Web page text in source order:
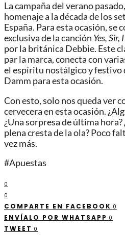
La campaña del verano
homenaje a la década de los
España. Para esta ocasión, se
exclusiva de la canción Yes, Sir,
por la británica Debbie. Este
par la marca, conecta con
el espíritu nostálgico y festivo
Damm para esta ocasión.
Con esto, solo nos queda ver
cervecera en esta ocasión.
¿Una sorpresa de última hora?
plena cresta de la ola? Poco
vez más.
#Apuestas
0
0
COMPARTE EN FACEBOOK 0
ENVÍALO POR WHATSAPP 0
TWEET 0